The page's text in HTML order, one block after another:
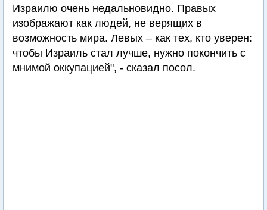
Израилю очень недальновидно. Правых
изображают как людей, не верящих в
возможность мира. Левых – как тех, кто уверен:
чтобы Израиль стал лучше, нужно покончить с
мнимой оккупацией", - сказал посол.